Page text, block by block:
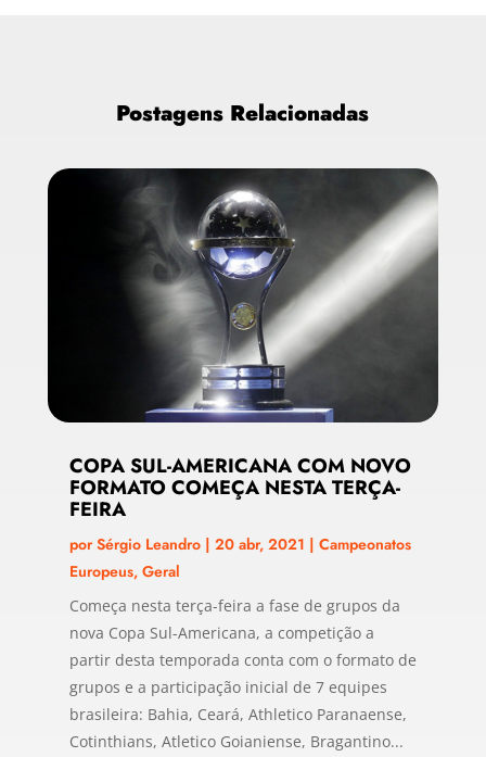
Postagens Relacionadas
COPA SUL-AMERICANA COM NOVO
FORMATO COMEÇA NESTA TERÇA-
FEIRA
porSérgio Leandro| 20 abr, 2021 | Campeonatos
Europeus, Geral
Começa nesta terça-feira a fase de grupos da
nova Copa Sul-Americana, a competição a
partir desta temporada conta com o formato de
grupos e a participação inicial de 7 equipes
brasileira: Bahia, Ceará, Athletico Paranaense,
Cotinthians, Atletico Goianiense, Bragantino...